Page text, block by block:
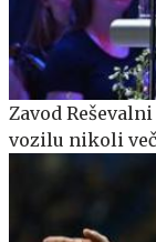
Zavod
vozilu nikoli